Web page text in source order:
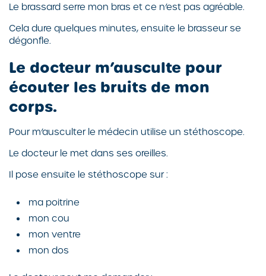
Le brassard serre mon bras et ce n’est pas agréable.
Cela dure quelques minutes, ensuite le brasseur se
dégonfle.
Le docteur m’ausculte pour
écouter les bruits de mon
corps.
Pour m’ausculter le médecin utilise un stéthoscope.
Le docteur le met dans ses oreilles.
Il pose ensuite le stéthoscope sur :
ma poitrine
mon cou
mon ventre
mon dos